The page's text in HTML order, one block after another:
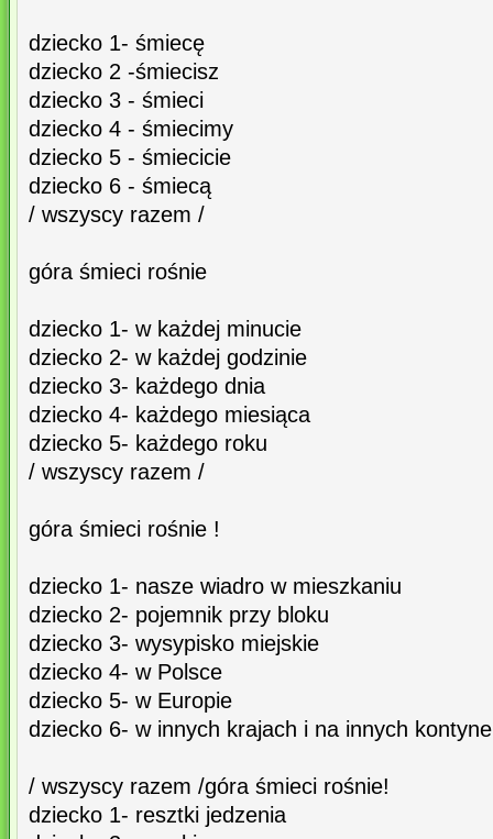
dziecko 1- śmiecę
dziecko 2 -śmiecisz
dziecko 3 - śmieci
dziecko 4 - śmiecimy
dziecko 5 - śmiecicie
dziecko 6 - śmiecą
/ wszyscy razem /
góra śmieci rośnie
dziecko 1- w każdej minucie
dziecko 2- w każdej godzinie
dziecko 3- każdego dnia
dziecko 4- każdego miesiąca
dziecko 5- każdego roku
/ wszyscy razem /
góra śmieci rośnie !
dziecko 1- nasze wiadro w mieszkaniu
dziecko 2- pojemnik przy bloku
dziecko 3- wysypisko miejskie
dziecko 4- w Polsce
dziecko 5- w Europie
dziecko 6- w innych krajach i na innych
/ wszyscy razem /góra śmieci rośnie!
dziecko 1- resztki jedzenia